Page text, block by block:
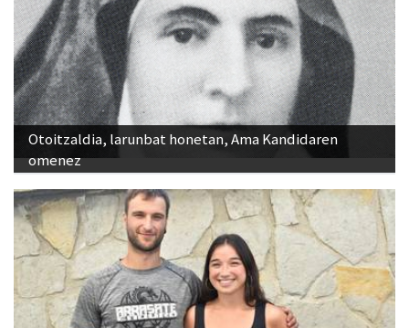
Otoitzaldia, larunbat honetan, Ama Kandidaren
omenez